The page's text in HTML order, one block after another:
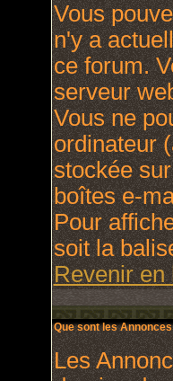
Vous
n'y a
ce forum.
serveur
Vous ne
ordinateur
stockée
boîtes e-
Pour
soit la
Revenir en
Que sont les Annonces
Les